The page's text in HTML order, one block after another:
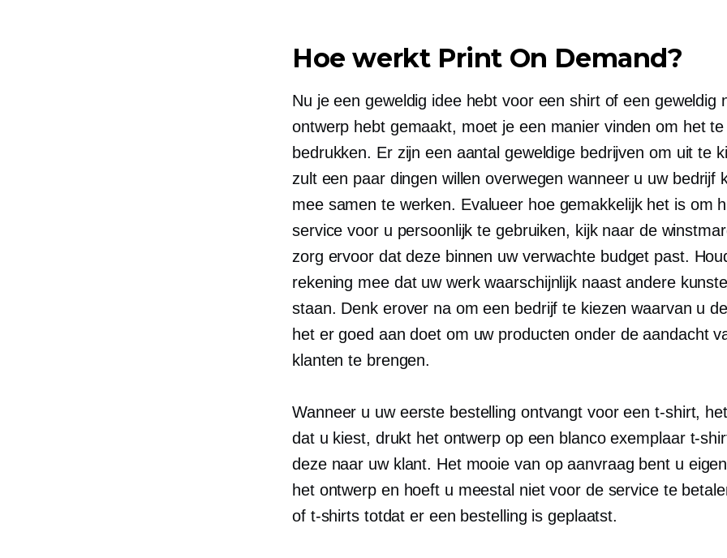
Hoe werkt Print On Demand?
Nu je een geweldig idee hebt voor een shirt of een geweldig
ontwerp hebt gemaakt, moet je een manier vinden om het te
bedrukken. Er zijn een aantal geweldige bedrijven om uit te
zult een paar dingen willen overwegen wanneer u uw bedrijf
mee samen te werken. Evalueer hoe gemakkelijk het is om
service voor u persoonlijk te gebruiken, kijk naar de
zorg ervoor dat deze binnen uw verwachte budget past.
rekening mee dat uw werk waarschijnlijk naast andere
staan. Denk erover na om een ​​bedrijf te kiezen waarvan u
het er goed aan doet om uw producten onder de aandacht
klanten te brengen.
Wanneer u uw eerste bestelling ontvangt voor eent-shirt,
dat u kiest, drukt het ontwerp op een blanco exemplaar t-
deze naar uw klant. Het mooie van op aanvraag bent u
het ontwerp en hoeft u meestal niet voor de service te
of t-shirtstotdat er een bestelling is geplaatst.